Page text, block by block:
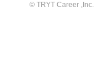
© TRYT Career ,Inc.